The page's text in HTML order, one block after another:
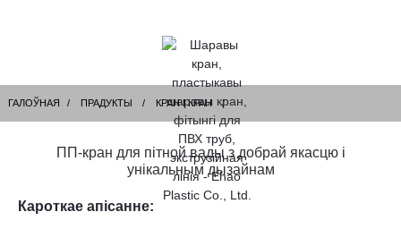
ГАЛОЎНАЯ ПРАДУКТЫ КРАН І КРАН
ПП-кран для пітной вады з добрай якасцю і
унікальным дызайнам
Кароткае апісанне: